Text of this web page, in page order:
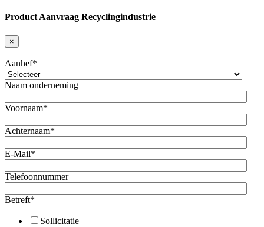
Product Aanvraag Recyclingindustrie
×
Aanhef*
Naam onderneming
Voornaam*
Achternaam*
E-Mail*
Telefoonnummer
Betreft*
Sollicitatie